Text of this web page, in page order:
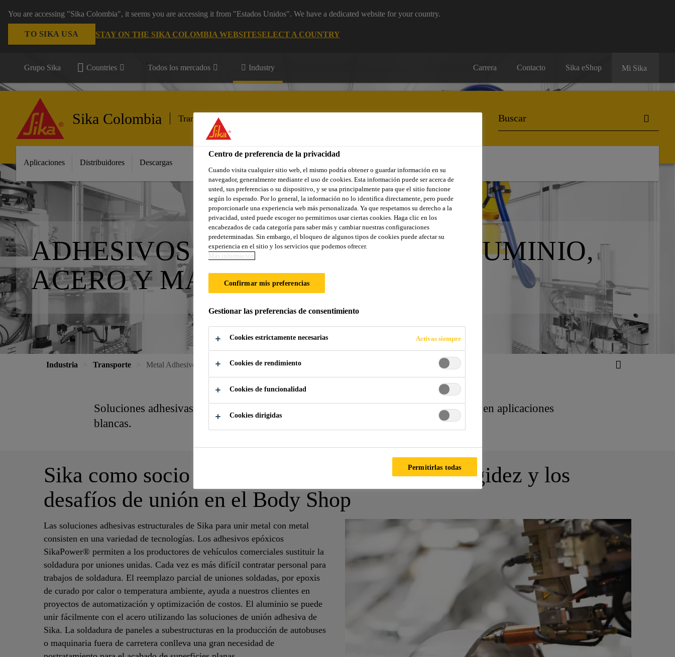
You are accessing "Sika Colombia", it seems you are accessing it from "Estados Unidos". We have a dedicated website for your country.
TO SIKA USA STAY ON THE SIKA COLOMBIA WEBSITESELECT A COUNTRY
Grupo Sika Countries Todos los mercados Industry Carrera Contacto Sika eShop Mi Sika
Sika Colombia Transporte
Aplicaciones Distribuidores Descargas
ADHESIVOS METÁLICOS PARA ALUMINIO,
ACERO Y MATERIALES MIXTOS
Industria Transporte Metal Adhesives for Aluminum, Steel and Mixed Materials
Soluciones adhesivas de curado en frío y calor para metales desnudos en el cuerpo en aplicaciones
blancas.
Sika como socio estratégico del cliente para la rigidez y los
desafíos de unión en el Body Shop
Las soluciones adhesivas estructurales de Sika para unir metal con metal
consisten en una variedad de tecnologías. Los adhesivos epóxicos
SikaPower® permiten a los productores de vehículos comerciales sustituir la
soldadura por uniones unidas. Cada vez es más difícil contratar personal para
trabajos de soldadura. El reemplazo parcial de uniones soldadas, por epoxis
de curado por calor o temperatura ambiente, ayuda a nuestros clientes en
proyectos de automatización y optimización de costos. El aluminio se puede
unir fácilmente con el acero utilizando las soluciones de unión adhesiva de
Sika. La soldadura de paneles a subestructuras en la producción de autobuses
o maquinaria fuera de carretera conlleva una gran necesidad de
Centro de preferencia de la privacidad
Cuando visita cualquier sitio web, el mismo podría obtener o guardar información en su
navegador, generalmente mediante el uso de cookies. Esta información puede ser acerca de
usted, sus preferencias o su dispositivo, y se usa principalmente para que el sitio funcione
según lo esperado. Por lo general, la información no lo identifica directamente, pero puede
proporcionarle una experiencia web más personalizada. Ya que respetamos su derecho a la
privacidad, usted puede escoger no permitirnos usar ciertas cookies. Haga clic en los
encabezados de cada categoría para saber más y cambiar nuestras configuraciones
predeterminadas. Sin embargo, el bloqueo de algunos tipos de cookies puede afectar su
experiencia en el sitio y los servicios que podemos ofrecer.
Más información
Confirmar mis preferencias
Gestionar las preferencias de consentimiento
Cookies estrictamente necesarias Activas siempre
Cookies de rendimiento
Cookies de funcionalidad
Cookies dirigidas
Permitirlas todas